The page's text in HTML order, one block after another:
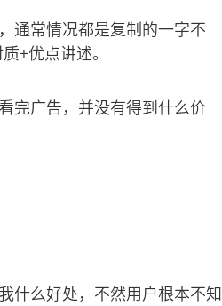
通常情况都是复制的一字不
+优点讲述。
完广告，并没有得到什么价
什么好处，不然用户根本不知